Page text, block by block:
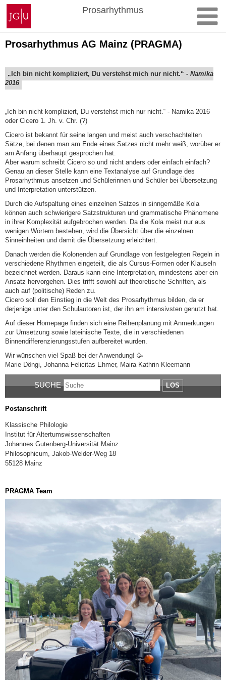
Zum
Inhalt
springen
Johannes
Gutenberg-
Universität
Mainz
Prosarhythmus
Prosarhythmus AG Mainz (PRAGMA)
„Ich bin nicht kompliziert, Du verstehst mich nur nicht.“- Namika
2016
„Ich bin nicht kompliziert, Du verstehst mich nur nicht.“ - Namika 2016
oder Cicero 1. Jh. v. Chr. (?)
Cicero ist bekannt für seine langen und meist auch verschachtelten
Sätze, bei denen man am Ende eines Satzes nicht mehr weiß, worüber er
am Anfang überhaupt gesprochen hat.
Aber warum schreibt Cicero so und nicht anders oder einfach einfach?
Genau an dieser Stelle kann eine Textanalyse auf Grundlage des
Prosarhythmus ansetzen und Schülerinnen und Schüler bei Übersetzung
und Interpretation unterstützen.
Durch die Aufspaltung eines einzelnen Satzes in sinngemäße Kola
können auch schwierigere Satzstrukturen und grammatische Phänomene
in ihrer Komplexität aufgebrochen werden. Da die Kola meist nur aus
wenigen Wörtern bestehen, wird die Übersicht über die einzelnen
Sinneinheiten und damit die Übersetzung erleichtert.
Danach werden die Kolonenden auf Grundlage von festgelegten Regeln in
verschiedene Rhythmen eingeteilt, die als Cursus-Formen oder Klauseln
bezeichnet werden. Daraus kann eine Interpretation, mindestens aber ein
Ansatz hervorgehen. Dies trifft sowohl auf theoretische Schriften, als
auch auf (politische) Reden zu.
Cicero soll den Einstieg in die Welt des Prosarhythmus bilden, da er
derjenige unter den Schulautoren ist, der ihn am intensivsten genutzt hat.
Auf dieser Homepage finden sich eine Reihenplanung mit Anmerkungen
zur Umsetzung sowie lateinische Texte, die in verschiedenen
Binnendifferenzierungsstufen aufbereitet wurden.
Wir wünschen viel Spaß bei der Anwendung! 🥳
Marie Döngi, Johanna Felicitas Ehmer, Maira Kathrin Kleemann
SUCHE LOS
Postanschrift
Klassische Philologie
Institut für Altertumswissenschaften
Johannes Gutenberg-Universität Mainz
Philosophicum, Jakob-Welder-Weg 18
55128 Mainz
PRAGMA Team